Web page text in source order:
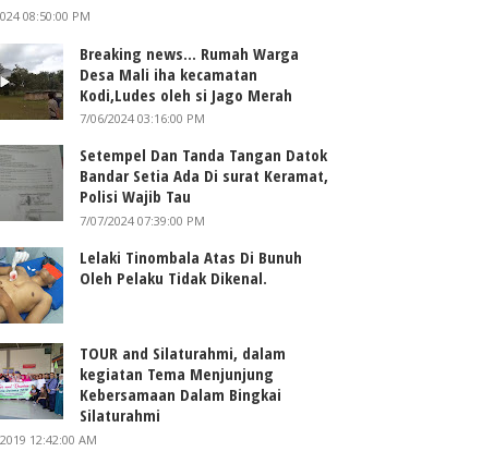
08:50:00 PM
Breaking news... Rumah Warga
Desa Mali iha kecamatan
Kodi,Ludes oleh si Jago Merah
7/06/2024 03:16:00 PM
Setempel Dan Tanda Tangan Datok
Bandar Setia Ada Di surat Keramat,
Polisi Wajib Tau
7/07/2024 07:39:00 PM
Lelaki Tinombala Atas Di Bunuh
Oleh Pelaku Tidak Dikenal.
TOUR and Silaturahmi, dalam
kegiatan Tema Menjunjung
Kebersamaan Dalam Bingkai
Silaturahmi
12:42:00 AM